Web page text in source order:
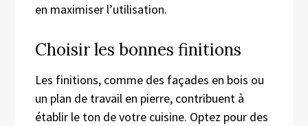
en maximiser l’utilisation.
Choisir les bonnes finitions
Les finitions, comme des façades en bois ou
un plan de travail en pierre, contribuent à
établir le ton de votre cuisine. Optez pour des